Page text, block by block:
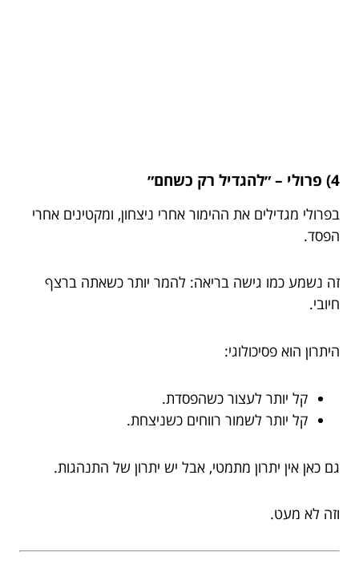
4) פרולי – ״להגדיל רק כשחם״
בפרולי מגדילים את ההימור אחרי ניצחון, ומקטינים אחרי
הפסד.
זה נשמע כמו גישה בריאה: להמר יותר כשאתה ברצף
חיובי.
היתרון הוא פסיכולוגי:
קל יותר לעצור כשהפסדת.
קל יותר לשמור רווחים כשניצחת.
גם כאן אין יתרון מתמטי, אבל יש יתרון של התנהגות.
וזה לא מעט.